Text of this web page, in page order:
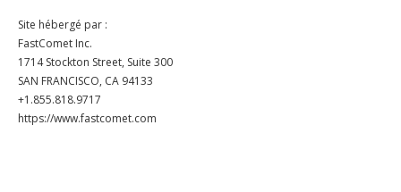
Site hébergé par :
FastComet Inc.
1714 Stockton Street, Suite 300
SAN FRANCISCO, CA 94133
+1.855.818.9717
https://www.fastcomet.com